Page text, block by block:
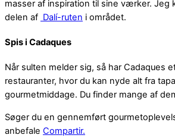
masser af inspiration til sine værker. Jeg
delen af Dalí-ruten i området.
Spis i Cadaques
Når sulten melder sig, så har Cadaques
restauranter, hvor du kan nyde alt fra
gourmetmiddage. Du finder mange af
Søger du en gennemført
anbefale Compartir.